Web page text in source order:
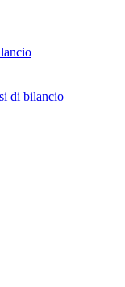
di bilancio